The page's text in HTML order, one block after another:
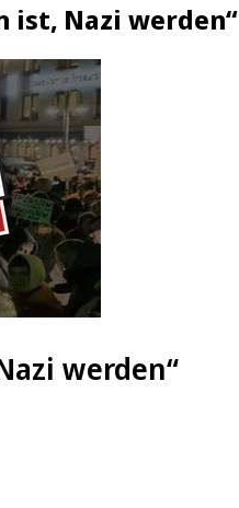
ist, Nazi werden“
werden“